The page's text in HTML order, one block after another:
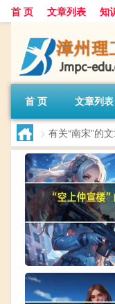
首 页 文章列表 知
首 页 文章列表
> 有关“南宋”的